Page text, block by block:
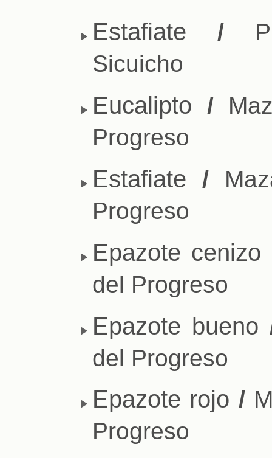
Estafiate
/
Sicuicho
Eucalipto /
Progreso
Estafiate
/
Progreso
Epazote cenizo
del Progreso
Epazote bueno
del Progreso
Epazote rojo /
Progreso